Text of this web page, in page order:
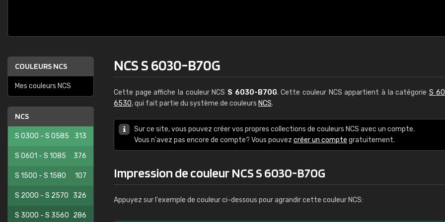
COULEURS NCS
Mes couleurs NCS
NCS
S 0300 - S 0585 313
S 0601 - S 1085 376
S 1500 - S 1580 107
S 2000 - S 2570 326
S 3000 - S 3560 286
NCS S 6030-B70G
Cette page affiche la couleur NCS S 6030-B70G. Cette couleur NCS appartient à la catégorieS
6530, qui fait partie du système de couleurs NCS.
Sur ce site, vous pouvez créer vos propres collections de couleurs NCS avec un compte.
Vous n'avez pas encore de compte? Vous pouvez créer un compte gratuitement.
Impression de couleur NCS S 6030-B70G
Appuyez sur l'exemple de couleur ci-dessous pour agrandir cette couleur NCS: